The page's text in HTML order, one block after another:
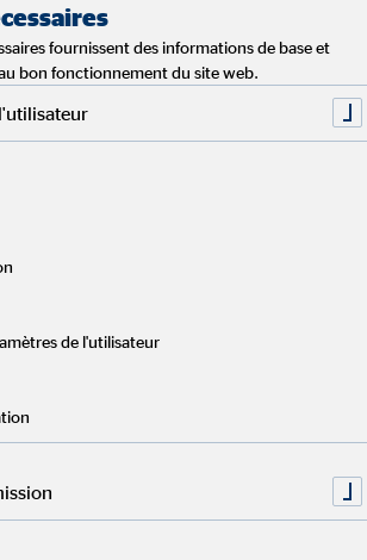
et la flexibilité sont au cœur
conseiller OVB Willemot. Nous
donner le meilleur de toi-même que si
rythme. Est-ce que je travaille au café
je vais à la salle de sport ou est-ce que
par un rendez-vous avec un client ?
toi-même de ton emploi du temps.
fournissent des informations de base et
bon fonctionnement du site web.
de l'utilisateur